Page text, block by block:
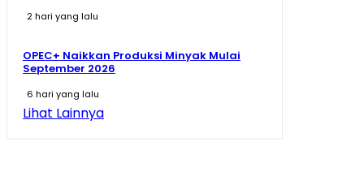
2 hari yang lalu
OPEC+ Naikkan Produksi Minyak Mulai
September 2026
6 hari yang lalu
Lihat Lainnya